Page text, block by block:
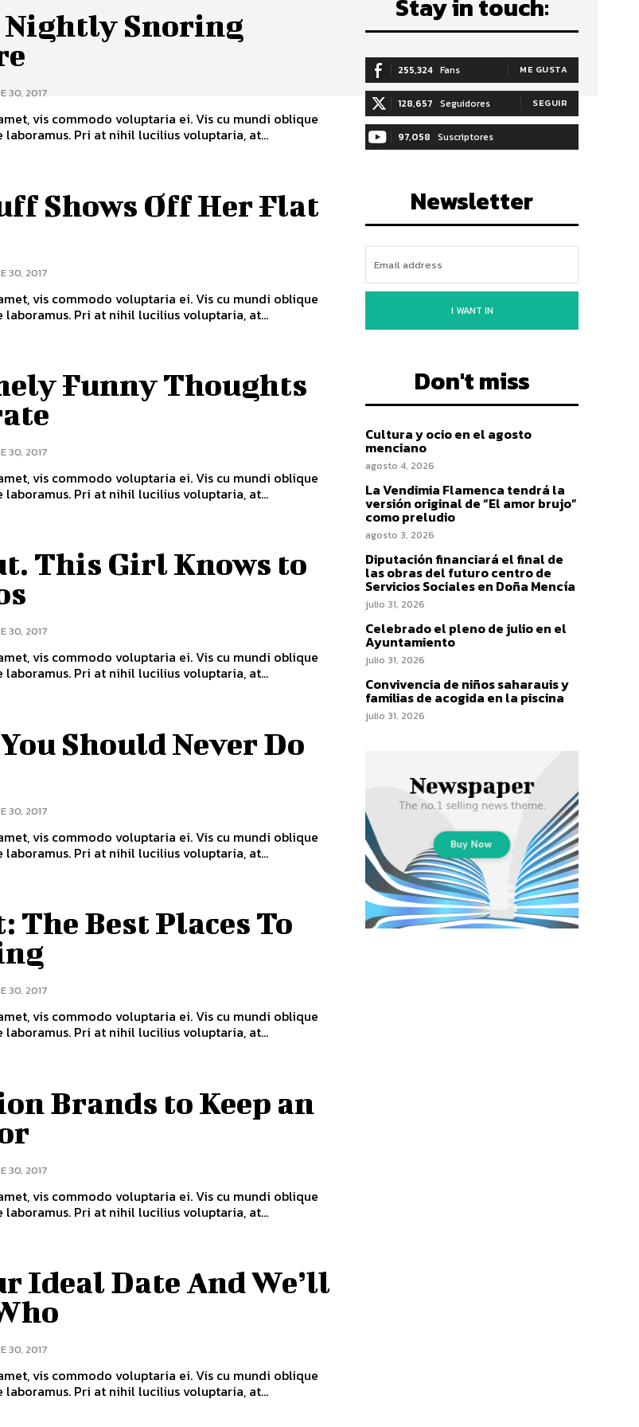
Nightly Snoring
30, 2017
vis commodo voluptaria ei. Vis cu mundi oblique
laboramus. Pri at nihil lucilius voluptaria, at...
Shows Off Her Flat
30, 2017
vis commodo voluptaria ei. Vis cu mundi oblique
laboramus. Pri at nihil lucilius voluptaria, at...
Funny Thoughts
30, 2017
vis commodo voluptaria ei. Vis cu mundi oblique
laboramus. Pri at nihil lucilius voluptaria, at...
This Girl Knows to
30, 2017
vis commodo voluptaria ei. Vis cu mundi oblique
laboramus. Pri at nihil lucilius voluptaria, at...
Should Never Do
30, 2017
vis commodo voluptaria ei. Vis cu mundi oblique
laboramus. Pri at nihil lucilius voluptaria, at...
The Best Places To
30, 2017
vis commodo voluptaria ei. Vis cu mundi oblique
laboramus. Pri at nihil lucilius voluptaria, at...
Brands to Keep an
30, 2017
vis commodo voluptaria ei. Vis cu mundi oblique
laboramus. Pri at nihil lucilius voluptaria, at...
Ideal Date And We’ll
30, 2017
vis commodo voluptaria ei. Vis cu mundi oblique
laboramus. Pri at nihil lucilius voluptaria, at...
Stay in touch:
255,324 Fans ME GUSTA
128,657 Seguidores SEGUIR
97,058 Suscriptores
Newsletter
I WANT IN
Don't miss
Cultura y ocio en el agosto
menciano
agosto 4, 2026
La Vendimia Flamenca tendrá la
versión original de “El amor brujo”
como preludio
agosto 3, 2026
Diputación financiará el final de
las obras del futuro centro de
Servicios Sociales en Doña Mencía
julio 31, 2026
Celebrado el pleno de julio en el
Ayuntamiento
julio 31, 2026
Convivencia de niños saharauis y
familias de acogida en la piscina
julio 31, 2026